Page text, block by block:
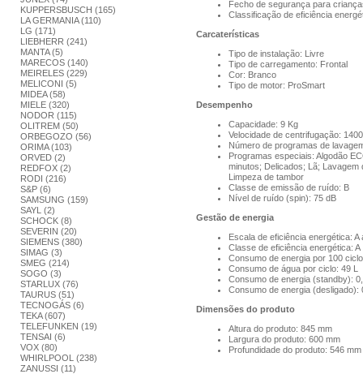
KUPPERSBUSCH (165)
LA GERMANIA (110)
LG (171)
LIEBHERR (241)
MANTA (5)
MARECOS (140)
MEIRELES (229)
MELICONI (5)
MIDEA (58)
MIELE (320)
NODOR (115)
OLITREM (50)
ORBEGOZO (56)
ORIMA (103)
ORVED (2)
REDFOX (2)
RODI (216)
S&P (6)
SAMSUNG (159)
SAYL (2)
SCHOCK (8)
SEVERIN (20)
SIEMENS (380)
SIMAG (3)
SMEG (214)
SOGO (3)
STARLUX (76)
TAURUS (51)
TECNOGÁS (6)
TEKA (607)
TELEFUNKEN (19)
TENSAI (6)
VOX (80)
WHIRLPOOL (238)
ZANUSSI (11)
Fecho de segurança para
Classificação de eficiência
Carcaterísticas
Tipo de instalação: Livre
Tipo de carregamento: Frontal
Cor: Branco
Tipo de motor: ProSmart
Desempenho
Capacidade: 9 Kg
Velocidade de centrifugação:
Número de programas de
Programas especiais: Algodão
minutos; Delicados; Lã;
Limpeza de tambor
Classe de emissão de ruído: B
Nível de ruído (spin): 75 dB
Gestão de energia
Escala de eficiência energética: A
Classe de eficiência energética: A
Consumo de energia por 100
Consumo de água por ciclo: 49 L
Consumo de energia (standby):
Consumo de energia (desligado):
Dimensões do produto
Altura do produto: 845 mm
Largura do produto: 600 mm
Profundidade do produto: 546 mm